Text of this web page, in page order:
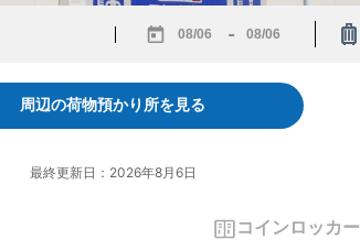
forward
to
interact
the
select
-
backward
interact
select
周辺の荷物預かり所を見る
最終更新日：2026年8月6日
コインロッカー